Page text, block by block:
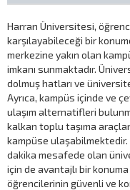
Harran Üniversitesi,
karşılayabileceği bir
merkezine yakın olan
imkanı sunmaktadır.
dolmuş hatları ve
Ayrıca, kampüs içinde ve
ulaşım alternatifleri
kalkan toplu taşıma
kampüse ulaşabilmektedir.
dakika mesafede olan
için de avantajlı bir
öğrencilerinin güvenli ve